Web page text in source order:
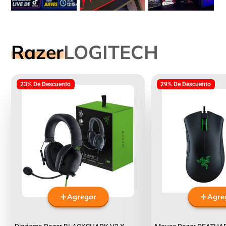
RazerLOGITECH
23% De Descuento
Agregar
29% De Descuento